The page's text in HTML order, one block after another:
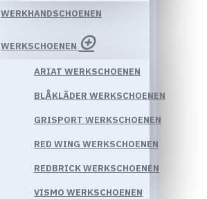
WERKHANDSCHOENEN
WERKSCHOENEN
ARIAT WERKSCHOENEN
BLÅKLÄDER WERKSCHOENEN
GRISPORT WERKSCHOENEN
RED WING WERKSCHOENEN
REDBRICK WERKSCHOENEN
VISMO WERKSCHOENEN